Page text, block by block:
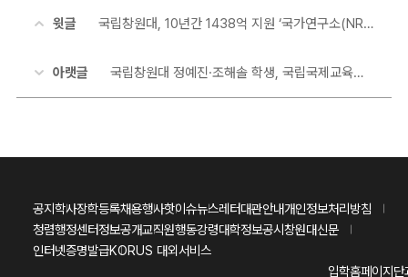
윗글 국립창원대, 10년간 1438억 지원 ‘국가연구소(NRL 2.0) 사업’ 최종 선정!
아랫글 국립창원대 정예진·조해솔 학생, 국립국제교육원 ‘대학생 어학연수 장학생’ 선발!
공지학사장학등록채용행사핫이슈뉴스레터대관안내개인정보처리방침
청렴행정센터정보공개교직원행동강령대학정보공시창원대신문
인터넷증명발급KORUS 대외서비스
입학홈페이지단